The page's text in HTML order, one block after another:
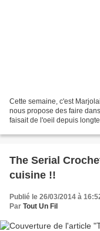
Cette semaine, c'est
nous propose des faire
faisait de l'oeil depuis
The Serial
cuisine !!
Publié le 26/03/2014 à
Par Tout Un Fil